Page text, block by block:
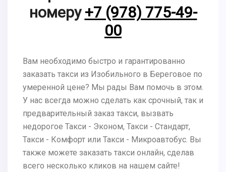
номеру +7 (978) 775-49-
00
Вам необходимо быстро и гарантированно
заказать такси из Изобильного в Береговое по
умеренной цене? Мы рады Вам помочь в этом.
У нас всегда можно сделать как срочный, так и
предварительный заказ такси, вызвать
недорогое Такси - Эконом, Такси - Стандарт,
Такси - Комфорт или Такси - Микроавтобус. Вы
также можете заказать такси онлайн, сделав
всего несколько кликов на нашем сайте!